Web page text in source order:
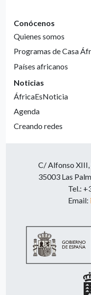
Conócenos
Quienes somos
Programas de Casa
Países africanos
Noticias
ÁfricaEsNoticia
Agenda
Creando redes
C/ Alfonso XIII,
35003 Las
Tel.:
Email: